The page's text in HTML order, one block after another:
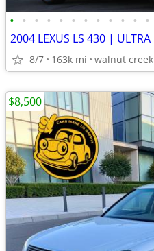
• • • • • • • • • • • •
8/7 163k mi walnut creek
$8,500